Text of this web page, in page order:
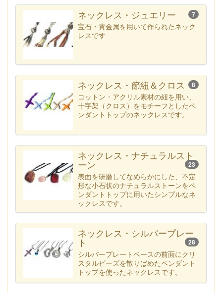
ネックレス・ジュエリー 7
宝石・貴金属を用いて作られたネック
レスです
ネックレス・節紐＆クロス 8
コットン・アクリル素材の紐を用い、
十字架（クロス）をモチーフとしたペ
ンダントトップのネックレスです。
ネックレス・ナチュラルスト
ーン 23
表面を研磨してなめらかにした、不定
形な小石状のナチュラルストーンをペ
ンダントトップに用いたシンプルなネ
ックレスです。
ネックレス・シルバープレー
ト 28
シルバープレートベースの前面にクリ
スタルビーズを散りばめたペンダント
トップを使ったネックレスです。